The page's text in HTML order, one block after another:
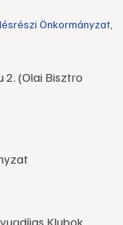
Önkormányzat
2. (Olai Bisztro
Klubok